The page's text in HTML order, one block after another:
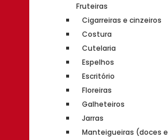
Fruteiras
Cigarreiras e cinzeiros
Costura
Cutelaria
Espelhos
Escritório
Floreiras
Galheteiros
Jarras
Manteigueiras (doces e